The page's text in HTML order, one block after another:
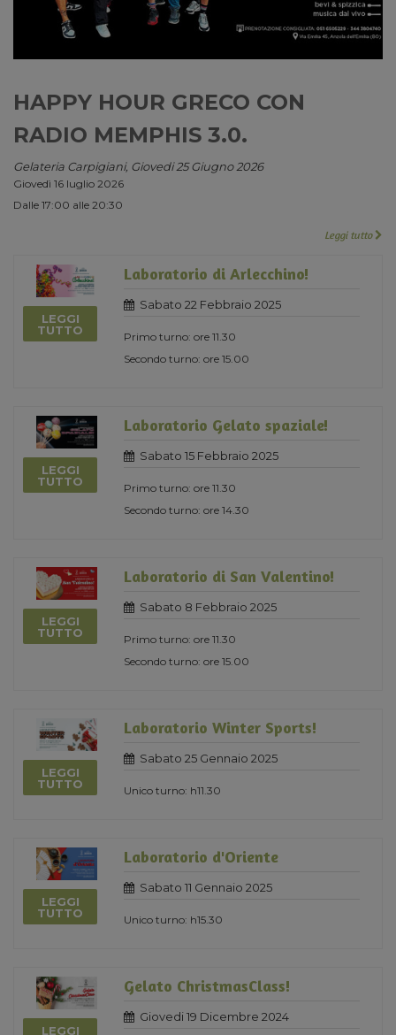
HAPPY HOUR GRECO CON
RADIO MEMPHIS 3.0.
Gelateria Carpigiani, Giovedi 25 Giugno 2026
Giovedì 16 luglio 2026
Dalle 17:00 alle 20:30
Leggi tutto
LEGGI
TUTTO
Laboratorio di Arlecchino!
Sabato 22 Febbraio 2025
Primo turno: ore 11.30
Secondo turno: ore 15.00
LEGGI
TUTTO
Laboratorio Gelato spaziale!
Sabato 15 Febbraio 2025
Primo turno: ore 11.30
Secondo turno: ore 14.30
LEGGI
TUTTO
Laboratorio di San Valentino!
Sabato 8 Febbraio 2025
Primo turno: ore 11.30
Secondo turno: ore 15.00
LEGGI
TUTTO
Laboratorio Winter Sports!
Sabato 25 Gennaio 2025
Unico turno: h11.30
LEGGI
TUTTO
Laboratorio d'Oriente
Sabato 11 Gennaio 2025
Unico turno: h15.30
LEGGI
Gelato ChristmasClass!
Giovedi 19 Dicembre 2024